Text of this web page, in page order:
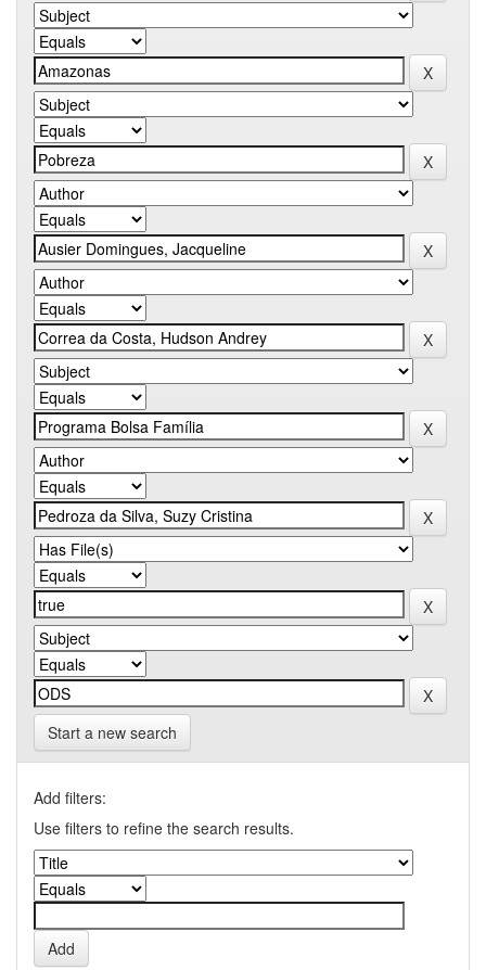
Start a new search
Add filters:
Use filters to refine the search results.